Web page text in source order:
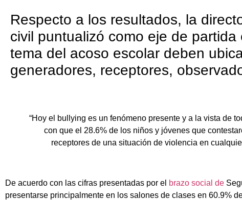
Respecto a los resultados, la
civil puntualizó como eje de
tema del acoso escolar deben
generadores, receptores,
“Hoy el bullying es un fenómeno presente y a la vista de
con que el 28.6% de los niños y jóvenes que
receptores de una situación de violencia en
De acuerdo con las cifras presentadas por el brazo social de
presentarse principalmente en los salones de clases en 60.9%